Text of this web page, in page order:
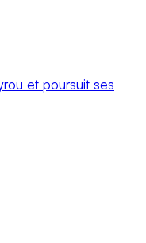
et poursuit ses